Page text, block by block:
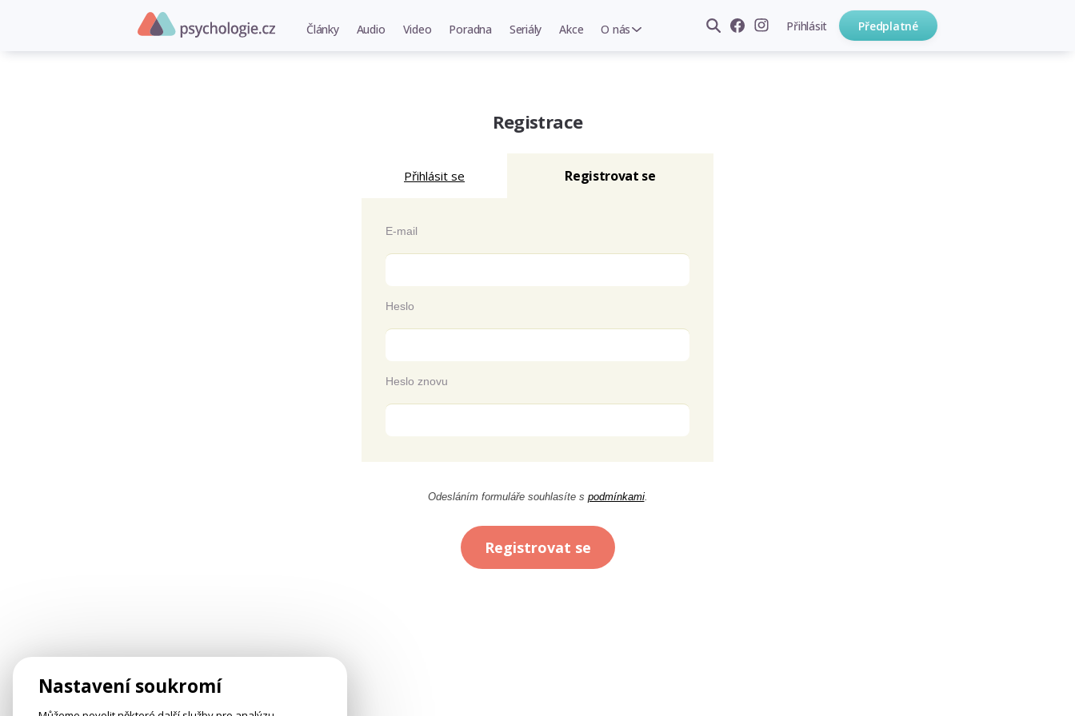
Články Audio Video Poradna Seriály Akce O nás Přihlásit Předplatné
Registrace
Přihlásit se Registrovat se
E-mail
Heslo
Heslo znovu
Odesláním formuláře souhlasíte s podmínkami.
Registrovat se
Nastavení soukromí